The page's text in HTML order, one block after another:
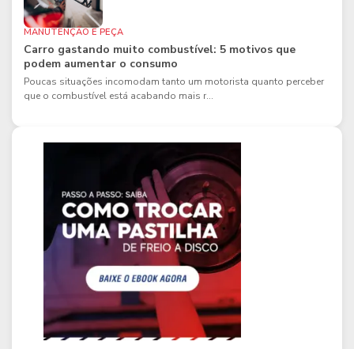
MANUTENÇÃO E PEÇA
Carro gastando muito combustível: 5 motivos que
podem aumentar o consumo
Poucas situações incomodam tanto um motorista quanto perceber
que o combustível está acabando mais r...